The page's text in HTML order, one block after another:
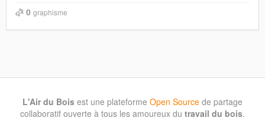
0 graphisme
L'Air du Bois est une plateforme Open Source de partage
collaboratif ouverte à tous les amoureux du travail du bois.